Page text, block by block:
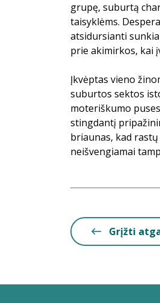
grupę, suburtą
taisyklėms.
atsidursianti
prie akimirkos, kai
Įkvėptas vieno
suburtos sektos
moteriškumo
stingdantį
briaunas, kad
neišvengiamai
Grįžti